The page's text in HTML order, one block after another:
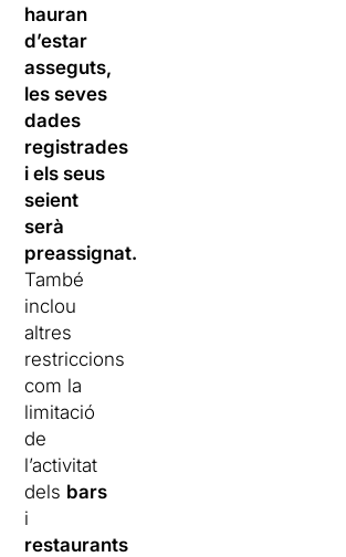
hauran
d’estar
asseguts,
les seves
dades
registrades
i els seus
seient
serà
preassignat.
També
inclou
altres
restriccions
com la
limitació
de
l’activitat
dels bars
i
restaurants